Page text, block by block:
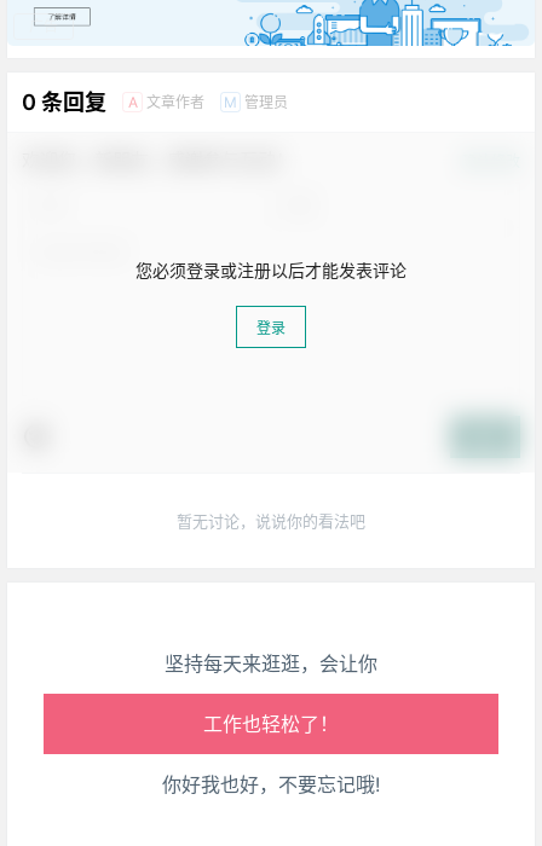
广告
0 条回复 A 文章作者 M 管理员
您必须登录或注册以后才能发表评论
登录
暂无讨论，说说你的看法吧
坚持每天来逛逛，会让你
腰也不酸了！
工作也轻松了！
你好我也好，不要忘记哦!